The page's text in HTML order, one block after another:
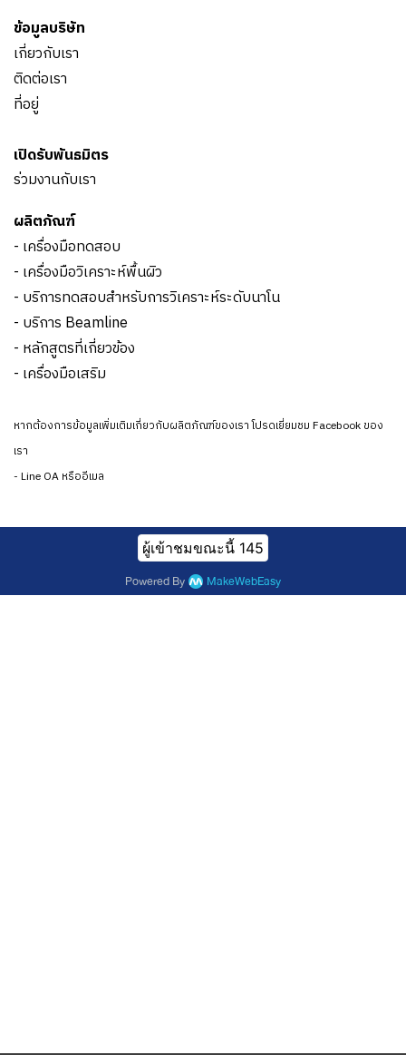
ข้อมูลบริษัท
เกี่ยวกับเรา
ติดต่อเรา
ที่อยู่
เปิดรับพันธมิตร
ร่วมงานกับเรา
ผลิตภัณฑ์
- เครื่องมือทดสอบ
- เครื่องมือวิเคราะห์พื้นผิว
- บริการทดสอบสำหรับการวิเคราะห์ระดับนาโน
- บริการ Beamline
- หลักสูตรที่เกี่ยวข้อง
- เครื่องมือเสริม
หากต้องการข้อมูลเพิ่มเติมเกี่ยวกับผลิตภัณฑ์ของเรา โปรดเยี่ยมชม Facebook ของ
เรา
- Line OA หรืออีเมล
ผู้เข้าชมขณะนี้ 145
Powered By MakeWebEasy